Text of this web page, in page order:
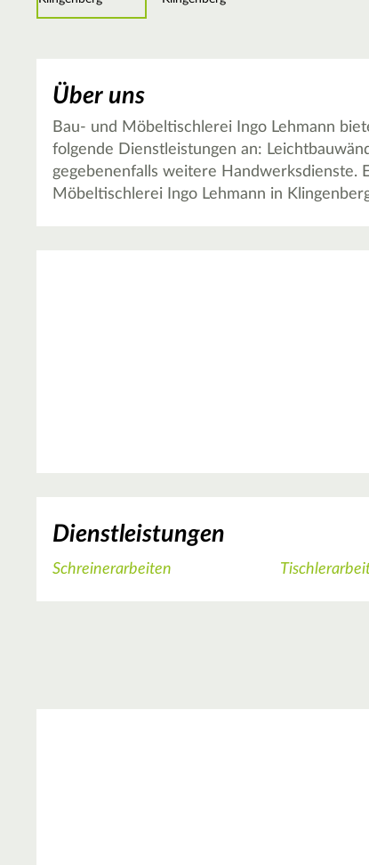
Über uns
Bau- und Möbeltischlerei Ingo Lehmann
folgende Dienstleistungen an:
gegebenenfalls weitere Handwerksdienste.
Möbeltischlerei Ingo Lehmann in
Dienstleistungen
Schreinerarbeiten